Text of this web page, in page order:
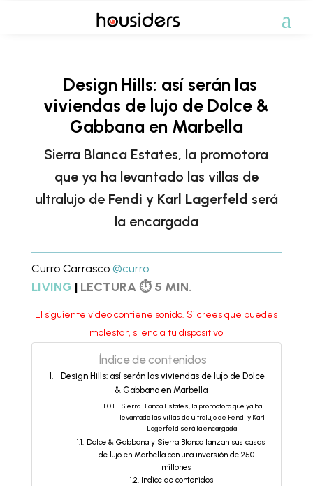
Design Hills: así serán las
viviendas de lujo de Dolce &
Gabbana en Marbella
Sierra Blanca Estates, la promotora
que ya ha levantado las villas de
ultralujo de Fendi y Karl Lagerfeld será
la encargada
Curro Carrasco @curro
LIVING | LECTURA ⏱ 5 MIN.
El siguiente video contiene sonido. Si crees que puedes
molestar, silencia tu dispositivo
Índice de contenidos
Design Hills: así serán las viviendas de lujo de Dolce
& Gabbana en Marbella
Sierra Blanca Estates, la promotora que ya ha
levantado las villas de ultralujo de Fendi y Karl
Lagerfeld será la encargada
Dolce & Gabbana y Sierra Blanca lanzan sus casas
de lujo en Marbella con una inversión de 250
millones
Indice de contenidos